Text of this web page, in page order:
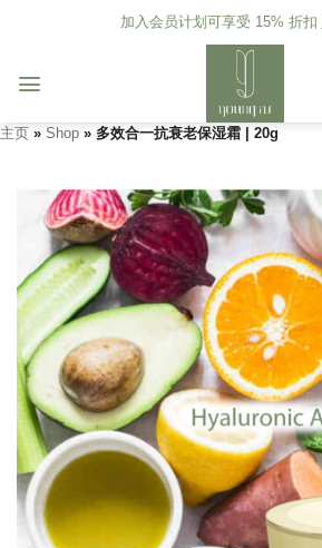
加入会员计划可享受 15% 折扣
主页 » Shop » 多效合一抗衰老保湿霜 | 20g